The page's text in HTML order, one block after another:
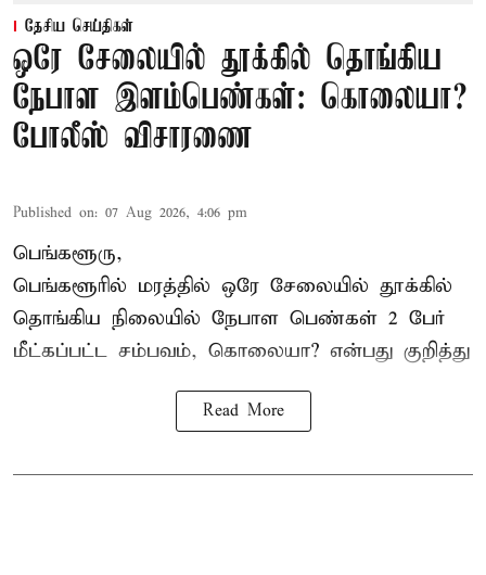
தேசிய செய்திகள்
ஒரே சேலையில் தூக்கில் தொங்கிய
நேபாள இளம்பெண்கள்: கொலையா?
போலீஸ் விசாரணை
Published on: 07 Aug 2026, 4:06 pm
பெங்களூரு,
பெங்களூரில் மரத்தில் ஒரே சேலையில் தூக்கில்
தொங்கிய நிலையில் நேபாள பெண்கள் 2 பேர்
மீட்கப்பட்ட சம்பவம், கொலையா? என்பது குறித்து
Read More